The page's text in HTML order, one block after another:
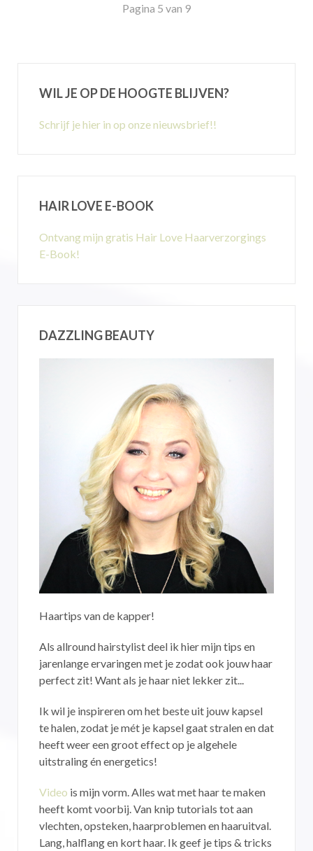
Pagina 5 van 9
WIL JE OP DE HOOGTE BLIJVEN?
Schrijf je hier in op onze nieuwsbrief!!
HAIR LOVE E-BOOK
Ontvang mijn gratis Hair Love Haarverzorgings
E-Book!
DAZZLING BEAUTY
Haartips van de kapper!
Als allround hairstylist deel ik hier mijn tips en
jarenlange ervaringen met je zodat ook jouw haar
perfect zit! Want als je haar niet lekker zit...
Ik wil je inspireren om het beste uit jouw kapsel
te halen, zodat je mét je kapsel gaat stralen en dat
heeft weer een groot effect op je algehele
uitstraling én energetics!
Video is mijn vorm. Alles wat met haar te maken
heeft komt voorbij. Van knip tutorials tot aan
vlechten, opsteken, haarproblemen en haaruitval.
Lang, halflang en kort haar. Ik geef je tips & tricks